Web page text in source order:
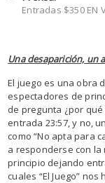
Entradas $350 EN
Una desaparición, un
El juego es una obra
espectadores de
de pregunta ¿por
entrada 23:57, y no,
como “No apta para
a responderse con la
principio dejando
cuales “El Juego” nos